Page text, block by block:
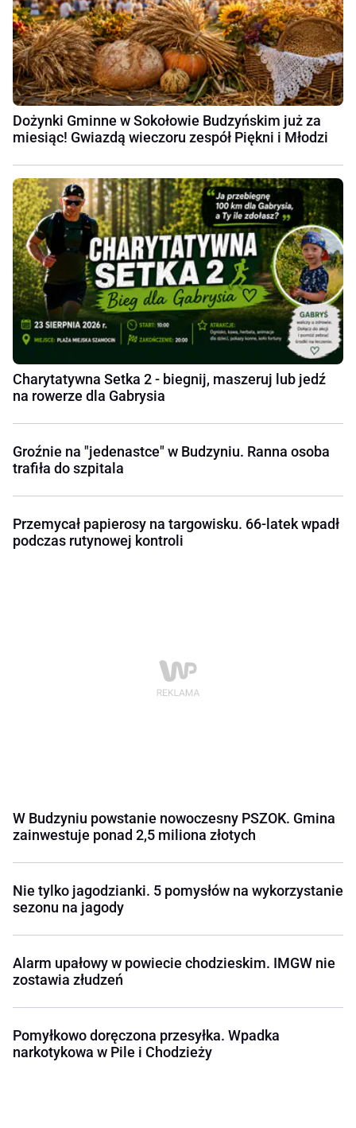
Dożynki Gminne w Sokołowie Budzyńskim już za
miesiąc! Gwiazdą wieczoru zespół Piękni i Młodzi
Charytatywna Setka 2 - biegnij, maszeruj lub jedź
na rowerze dla Gabrysia
Groźnie na "jedenastce" w Budzyniu. Ranna osoba
trafiła do szpitala
Przemycał papierosy na targowisku. 66-latek wpadł
podczas rutynowej kontroli
W Budzyniu powstanie nowoczesny PSZOK. Gmina
zainwestuje ponad 2,5 miliona złotych
Nie tylko jagodzianki. 5 pomysłów na wykorzystanie
sezonu na jagody
Alarm upałowy w powiecie chodzieskim. IMGW nie
zostawia złudzeń
Pomyłkowo doręczona przesyłka. Wpadka
narkotykowa w Pile i Chodzieży